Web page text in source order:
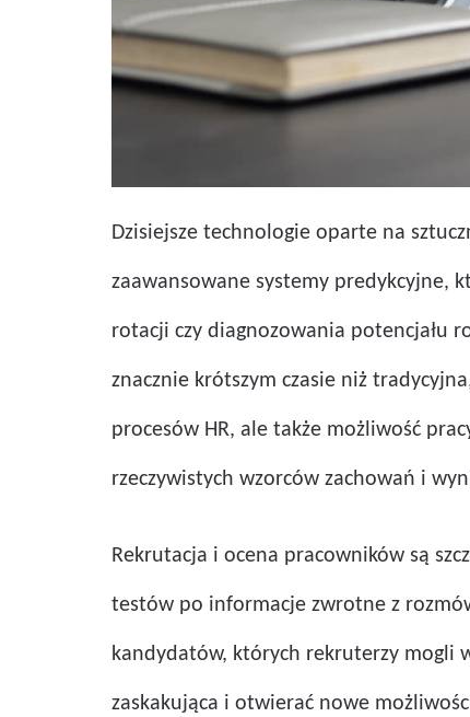
Dzisiejsze technologie oparte na
zaawansowane systemy predykcyjne,
rotacji czy diagnozowania potencjału
znacznie krótszym czasie niż
procesów HR, ale także możliwość
rzeczywistych wzorców zachowań i
Rekrutacja i ocena pracowników są
testów po informacje zwrotne z
kandydatów, których rekruterzy mogli
zaskakująca i otwierać nowe